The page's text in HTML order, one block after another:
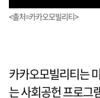
<출처=카카오모빌리티>
카카오모빌리티는
는 사회공헌 프로그